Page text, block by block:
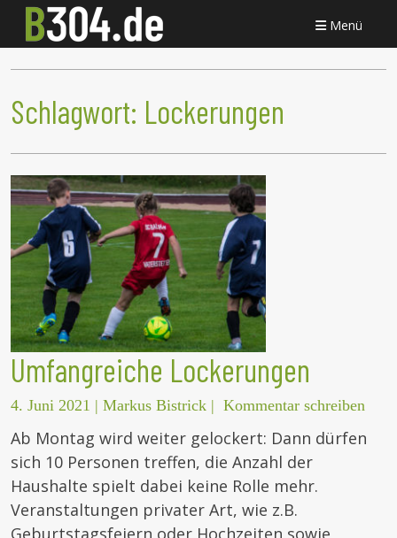
Menü
Schlagwort: Lockerungen
Umfangreiche Lockerungen
4. Juni 2021 | Markus Bistrick | Kommentar schreiben
Ab Montag wird weiter gelockert: Dann dürfen
sich 10 Personen treffen, die Anzahl der
Haushalte spielt dabei keine Rolle mehr.
Veranstaltungen privater Art, wie z.B.